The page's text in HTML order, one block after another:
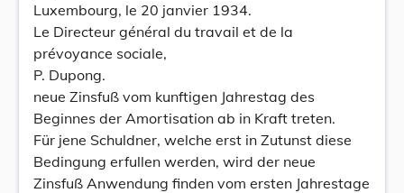
Luxembourg, le 20 janvier 1934.
Le Directeur général du travail et de la
prévoyance sociale,
P. Dupong.
neue Zinsfuß vom kunftigen Jahrestag des
Beginnes der Amortisation ab in Kraft treten.
Für jene Schuldner, welche erst in Zutunst diese
Bedingung erfullen werden, wird der neue
Zinsfuß Anwendung finden vom ersten Jahrestage